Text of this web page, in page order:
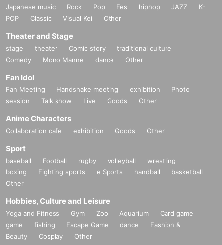
Japanese music Rock Pop Fes hiphop JAZZ
K-
POP
Classic Visual Kei Other
Theater and Stage
stage theater Comic story
traditional culture
Comedy
Mono Manne dance Other
Fan Idol
Fan Meeting Handshake meeting exhibition
Photo
session
Talk show Live Goods Other
Anime Characters
Collaboration cafe exhibition Goods Other
Sport
baseball Football rugby volleyball
wrestling
boxing
Fighting sports e Sports handball
basketball
Other
Hobbies, Culture and Leisure
Yoga and Fitness Gym Zoo Aquarium
Card game
game
fishing Escape Game dance
Fashion &
Beauty
Cosplay Other